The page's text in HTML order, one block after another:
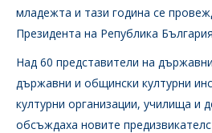
младежта и тази година се
Президента на Република
Над 60 представители на
държавни и общински културни
културни организации, училища и
обсъждаха новите